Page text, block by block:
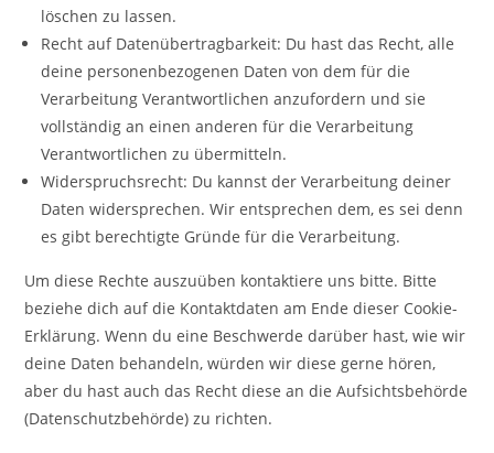
löschen zu lassen.
Recht auf Datenübertragbarkeit: Du hast das Recht, alle
deine personenbezogenen Daten von dem für die
Verarbeitung Verantwortlichen anzufordern und sie
vollständig an einen anderen für die Verarbeitung
Verantwortlichen zu übermitteln.
Widerspruchsrecht: Du kannst der Verarbeitung deiner
Daten widersprechen. Wir entsprechen dem, es sei denn
es gibt berechtigte Gründe für die Verarbeitung.
Um diese Rechte auszuüben kontaktiere uns bitte. Bitte
beziehe dich auf die Kontaktdaten am Ende dieser Cookie-
Erklärung. Wenn du eine Beschwerde darüber hast, wie wir
deine Daten behandeln, würden wir diese gerne hören,
aber du hast auch das Recht diese an die Aufsichtsbehörde
(Datenschutzbehörde) zu richten.